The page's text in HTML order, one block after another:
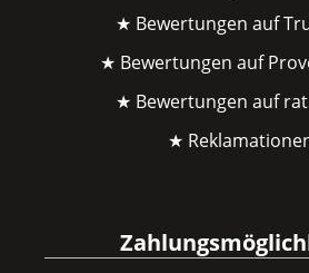
★ Bewertungen auf
★ Bewertungen auf
★ Bewertungen auf
★